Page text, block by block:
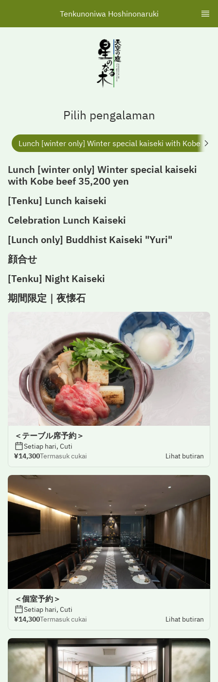
Tenkunoniwa Hoshinonaruki
Pilih pengalaman
Lunch [winter only] Winter special kaiseki with Kobe
Lunch [winter only] Winter special kaiseki
with Kobe beef 35,200 yen
[Tenku] Lunch kaiseki
Celebration Lunch Kaiseki
[Lunch only] Buddhist Kaiseki "Yuri"
顔合せ
[Tenku] Night Kaiseki
期間限定｜夜懐石
＜テーブル席予約＞
Setiap hari, Cuti
¥14,300Termasuk cukai Lihat butiran
＜個室予約＞
Setiap hari, Cuti
¥14,300Termasuk cukai Lihat butiran